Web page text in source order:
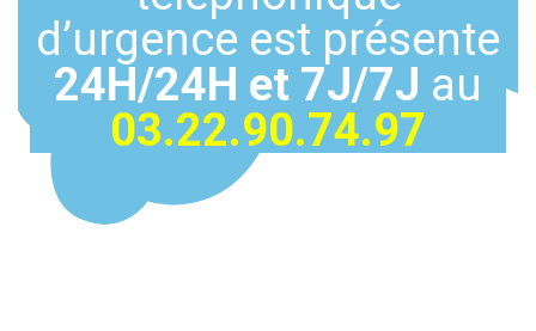
d’urgence est présente
24H/24H et 7J/7J au
03.22.90.74.97